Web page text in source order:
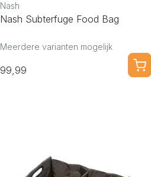
Nash
Nash Subterfuge Food Bag
Meerdere varianten mogelijk
99,99